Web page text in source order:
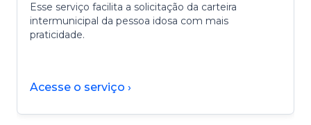
Esse serviço facilita a solicitação da carteira
intermunicipal da pessoa idosa com mais
praticidade.
Acesse o serviço ›